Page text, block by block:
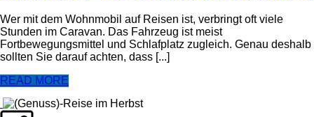
Wer mit dem Wohnmobil auf Reisen ist, verbringt oft viele
Stunden im Caravan. Das Fahrzeug ist meist
Fortbewegungsmittel und Schlafplatz zugleich. Genau deshalb
sollten Sie darauf achten, dass [...]
READ MORE